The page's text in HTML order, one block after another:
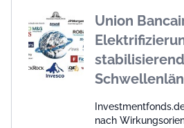
Union
nach